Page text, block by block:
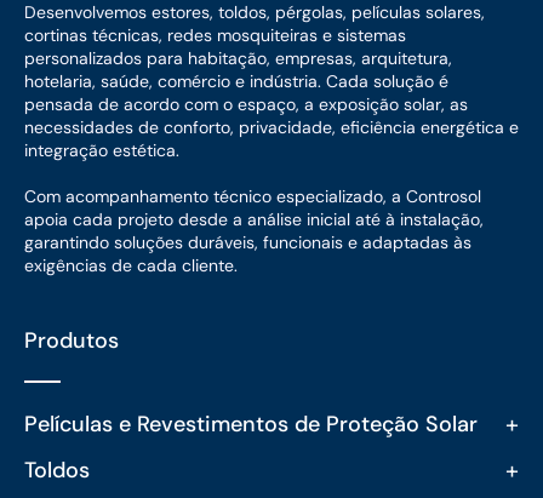
Desenvolvemos estores, toldos, pérgolas, películas solares,
cortinas técnicas, redes mosquiteiras e sistemas
personalizados para habitação, empresas, arquitetura,
hotelaria, saúde, comércio e indústria. Cada solução é
pensada de acordo com o espaço, a exposição solar, as
necessidades de conforto, privacidade, eficiência energética e
integração estética.
Com acompanhamento técnico especializado, a Controsol
apoia cada projeto desde a análise inicial até à instalação,
garantindo soluções duráveis, funcionais e adaptadas às
exigências de cada cliente.
Produtos
Películas e Revestimentos de Proteção Solar +
Toldos +